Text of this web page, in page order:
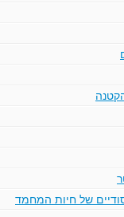
של חיות המחמד